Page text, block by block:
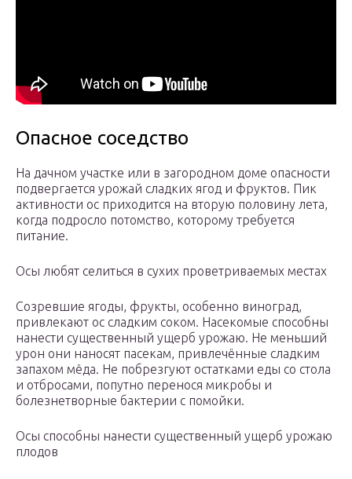
Опасное соседство
На дачном участке или в загородном доме опасности
подвергается урожай сладких ягод и фруктов. Пик
активности ос приходится на вторую половину лета,
когда подросло потомство, которому требуется
питание.
Осы любят селиться в сухих проветриваемых местах
Созревшие ягоды, фрукты, особенно виноград,
привлекают ос сладким соком. Насекомые способны
нанести существенный ущерб урожаю. Не меньший
урон они наносят пасекам, привлечённые сладким
запахом мёда. Не побрезгуют остатками еды со стола
и отбросами, попутно перенося микробы и
болезнетворные бактерии с помойки.
Осы способны нанести существенный ущерб урожаю
плодов